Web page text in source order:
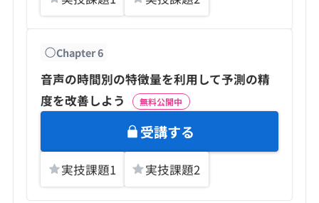
Chapter6
音声の時間別の特徴量を利用して予測の精
度を改善しよう
無料公開中
受講する
実技課題1 実技課題2